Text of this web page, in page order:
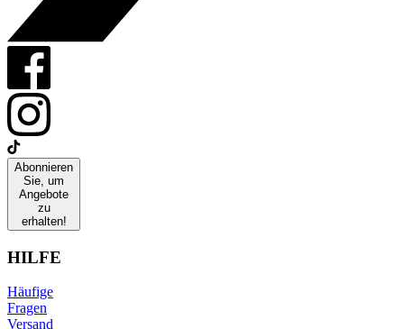
Abonnieren
Sie, um
Angebote
zu
erhalten!
HILFE
Häufige
Fragen
Versand